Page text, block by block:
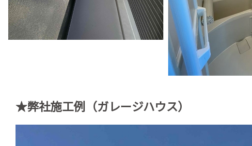
★弊社施工例（ガレージハウス）